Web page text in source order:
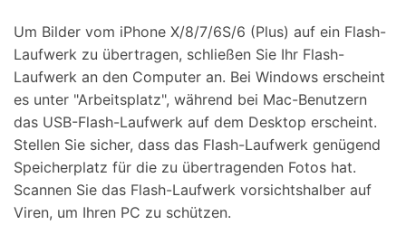
Um Bilder vom iPhone X/8/7/6S/6 (Plus) auf ein Flash-
Laufwerk zu übertragen, schließen Sie Ihr Flash-
Laufwerk an den Computer an. Bei Windows erscheint
es unter "Arbeitsplatz", während bei Mac-Benutzern
das USB-Flash-Laufwerk auf dem Desktop erscheint.
Stellen Sie sicher, dass das Flash-Laufwerk genügend
Speicherplatz für die zu übertragenden Fotos hat.
Scannen Sie das Flash-Laufwerk vorsichtshalber auf
Viren, um Ihren PC zu schützen.